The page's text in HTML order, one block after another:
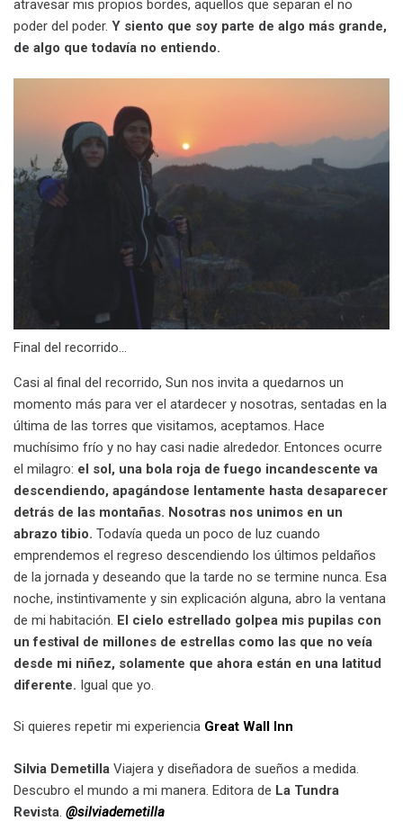
atravesar mis propios bordes, aquellos que separan el no
poder del poder. Y siento que soy parte de algo más grande,
de algo que todavía no entiendo.
Final del recorrido…
Casi al final del recorrido, Sun nos invita a quedarnos un
momento más para ver el atardecer y nosotras, sentadas en la
última de las torres que visitamos, aceptamos. Hace
muchísimo frío y no hay casi nadie alrededor. Entonces ocurre
el milagro: el sol, una bola roja de fuego incandescente va
descendiendo, apagándose lentamente hasta desaparecer
detrás de las montañas. Nosotras nos unimos en un
abrazo tibio. Todavía queda un poco de luz cuando
emprendemos el regreso descendiendo los últimos peldaños
de la jornada y deseando que la tarde no se termine nunca. Esa
noche, instintivamente y sin explicación alguna, abro la ventana
de mi habitación. El cielo estrellado golpea mis pupilas con
un festival de millones de estrellas como las que no veía
desde mi niñez, solamente que ahora están en una latitud
diferente. Igual que yo.
Si quieres repetir mi experiencia Great Wall Inn
Silvia Demetilla Viajera y diseñadora de sueños a medida.
Descubro el mundo a mi manera. Editora de La Tundra
Revista @silviademetilla